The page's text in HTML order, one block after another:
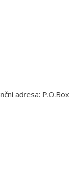
adresa: P.O.Box